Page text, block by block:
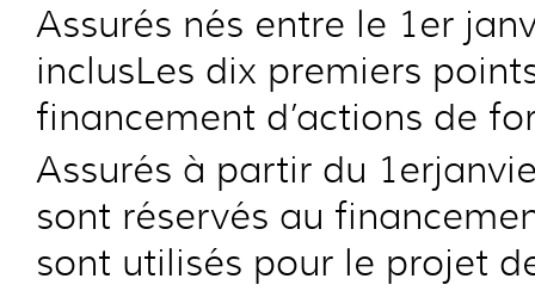
Assurés nés entre le 1er
inclusLes dix premiers
financement d’actions de
Assurés à partir du
sont réservés au
sont utilisés pour le projet